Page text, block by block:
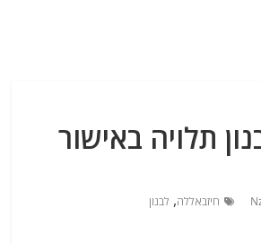
תלויה באישור
חיזבאללה, לבנון